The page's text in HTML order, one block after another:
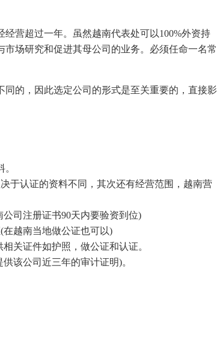
营超过一年。虽然越南代表处可以100%外资持
场研究和促进其母公司的业务。必须任命一名常
的，因此选定公司的形式是至关重要的，直接影
于认证的资料不同，其次还有经营范围，越南营
司注册证书90天内要验资到位)
越南当地做公证也可以)
关证件如护照，做公证和认证。
该公司近三年的审计证明)。